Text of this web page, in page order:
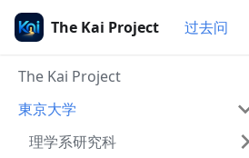
The Kai Project 过去问
The Kai Project
東京大学
理学系研究科